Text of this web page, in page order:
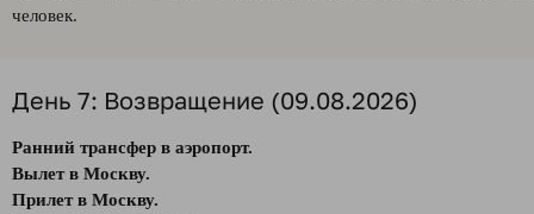
человек.
День 7: Возвращение (09.08.2026)
Ранний трансфер в аэропорт.
Вылет в Москву.
Прилет в Москву.